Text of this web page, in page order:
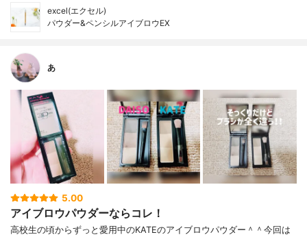
excel(エクセル)
パウダー&ペンシルアイブロウEX
あ
5.00
アイブロウパウダーならコレ！
高校生の頃からずっと愛用中のKATEのアイブロウパウダー＾＾今回は